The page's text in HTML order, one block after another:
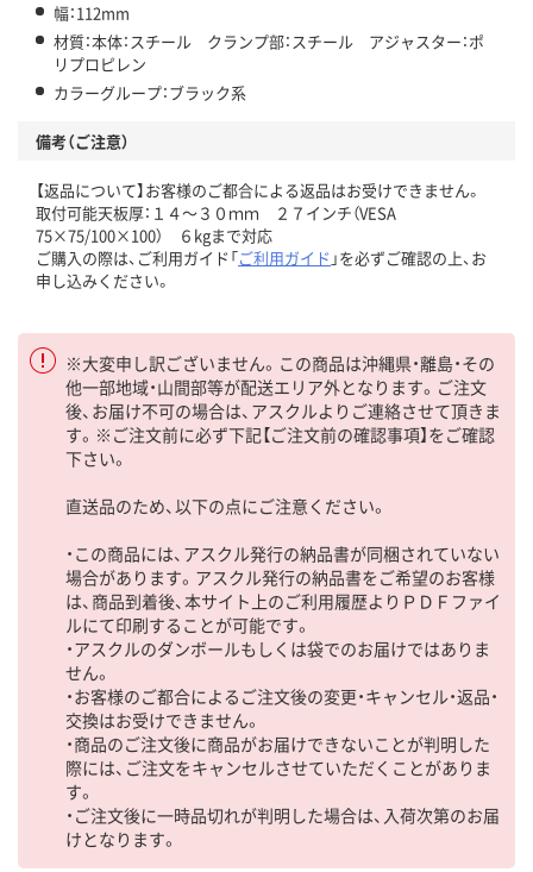
幅：112mm
材質：本体：スチール クランプ部：スチール アジャスター：ポ
リプロピレン
カラーグループ：ブラック系
備考（ご注意）
【返品について】お客様のご都合による返品はお受けできません。
取付可能天板厚：１４～３０ｍｍ ２７インチ（VESA
75×75/100×100） ６kgまで対応
ご購入の際は、ご利用ガイド「ご利用ガイド 」を必ずご確認の上、お
申し込みください。
※大変申し訳ございません。この商品は沖縄県・離島・その
他一部地域・山間部等が配送エリア外となります。ご注文
後、お届け不可の場合は、アスクルよりご連絡させて頂きま
す。※ご注文前に必ず下記【ご注文前の確認事項】をご確認
下さい。
直送品のため、以下の点にご注意ください。
・この商品には、アスクル発行の納品書が同梱されていない
場合があります。アスクル発行の納品書をご希望のお客様
は、商品到着後、本サイト上のご利用履歴よりＰＤＦファイ
ルにて印刷することが可能です。
・アスクルのダンボールもしくは袋でのお届けではありま
せん。
・お客様のご都合によるご注文後の変更・キャンセル・返品・
交換はお受けできません。
・商品のご注文後に商品がお届けできないことが判明した
際には、ご注文をキャンセルさせていただくことがありま
す。
・ご注文後に一時品切れが判明した場合は、入荷次第のお届
けとなります。